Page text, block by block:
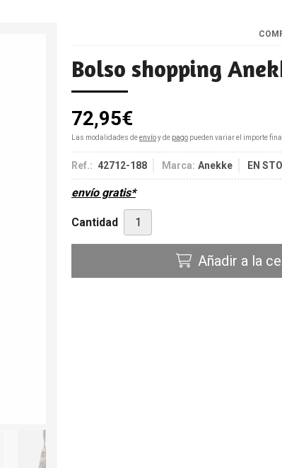
Bolso shopping
72,95€
Las modalidades deenvíoy de pago pueden variar el importe
Ref.: 42712-188 Marca: Anekke EN
envío gratis*
Cantidad
Añadir a la